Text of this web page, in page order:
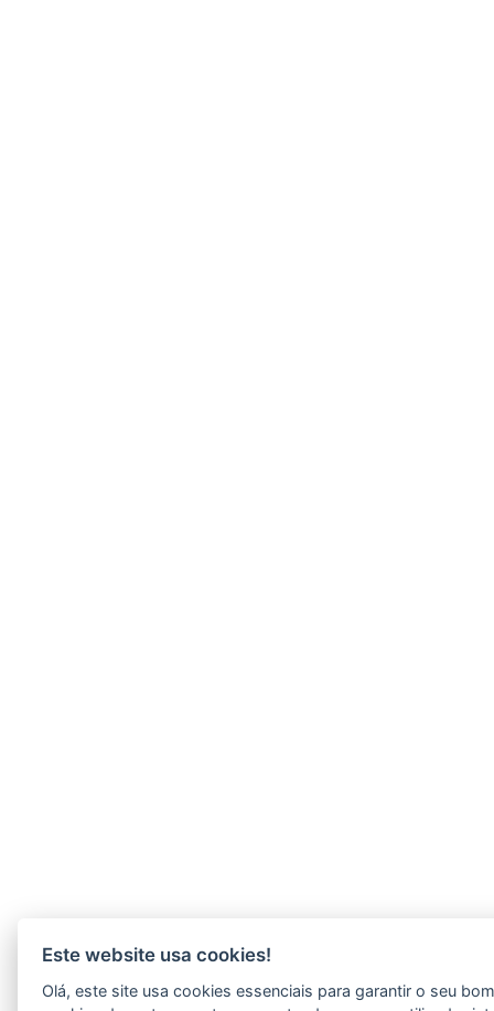
Este website usa cookies!
Olá, este site usa cookies essenciais para garantir o seu